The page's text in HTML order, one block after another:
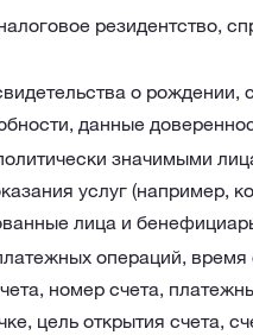
резидентство,
о рождении,
данные
значимыми
услуг (например,
лица и
операций,
номер счета,
цель открытия счета,